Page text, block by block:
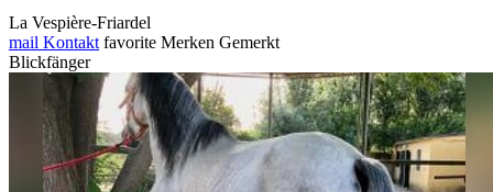
La Vespière-Friardel
mail Kontakt favorite Merken Gemerkt
Blickfänger